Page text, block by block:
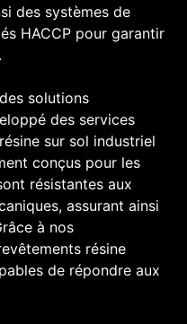
des systèmes de
HACCP pour garantir
solutions
des services
sur sol industriel
conçus pour les
résistantes aux
assurant ainsi
à nos
résine
de répondre aux